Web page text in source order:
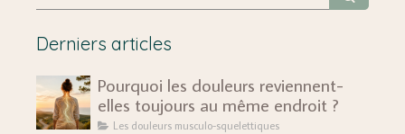
Derniers articles
Pourquoi les douleurs reviennent-
elles toujours au même endroit ?
Les douleurs musculo-squelettiques